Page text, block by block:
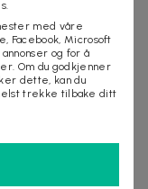
Det kan være
av
som kalles
får
eller
du kontakte din
(vandre).
med våre
Facebook, Microsoft
og for å
Om du godkjenner
dette, kan du
trekke tilbake ditt